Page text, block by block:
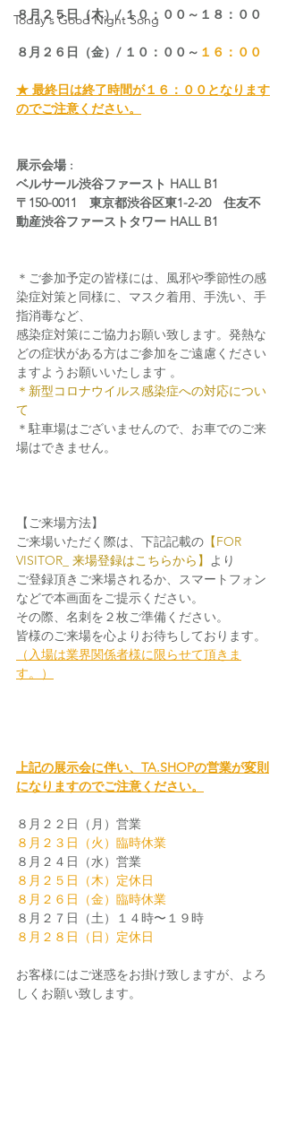
Today's Good Night Song
８月２５日（木）/ １０：００～１８：００
８月２６日（金）/ １０：００～ １６：００
★ 最終日は終了時間が１６：００となります
のでご注意ください。
展示会場 :
ベルサール渋谷ファースト HALL B1
〒150-0011　東京都渋谷区東1-2-20　住友不
動産渋谷ファーストタワー HALL B1
＊ご参加予定の皆様には、風邪や季節性の感
染症対策と同様に、マスク着用、手洗い、手
指消毒など、
感染症対策にご協力お願い致します。発熱な
どの症状がある方はご参加をご遠慮ください
ますようお願いいたします 。
＊新型コロナウイルス感染症への対応につい
て
＊駐車場はございませんので、お車でのご来
場はできません。
【ご来場方法】
ご来場いただく際は、下記記載の 【FOR
VISITOR_ 来場登録はこちらから】 より
ご登録頂きご来場されるか、スマートフォン
などで本画面をご提示ください。
その際、名刺を２枚ご準備ください。
皆様のご来場を心よりお待ちしております。
（入場は業界関係者様に限らせて頂きま
す。）
上記の展示会に伴い、TA.SHOPの営業が変則
になりますのでご注意ください。
８月２２日（月）営業
８月２３日（火）臨時休業
８月２４日（水）営業
８月２５日（木）定休日
８月２６日（金）臨時休業
８月２７日（土）１４時〜１９時
８月２８日（日）定休日
お客様にはご迷惑をお掛け致しますが、よろ
しくお願い致します。